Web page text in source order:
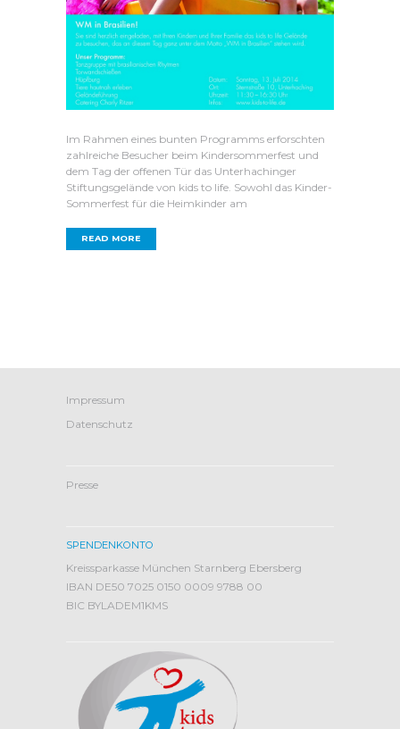
Im Rahmen eines bunten Programms erforschten
zahlreiche Besucher beim Kindersommerfest und
dem Tag der offenen Tür das Unterhachinger
Stiftungsgelände von kids to life. Sowohl das Kinder-
Sommerfest für die Heimkinder am
READ MORE
Impressum
Datenschutz
Presse
SPENDENKONTO
Kreissparkasse München Starnberg Ebersberg
IBAN DE50 7025 0150 0009 9788 00
BIC BYLADEM1KMS